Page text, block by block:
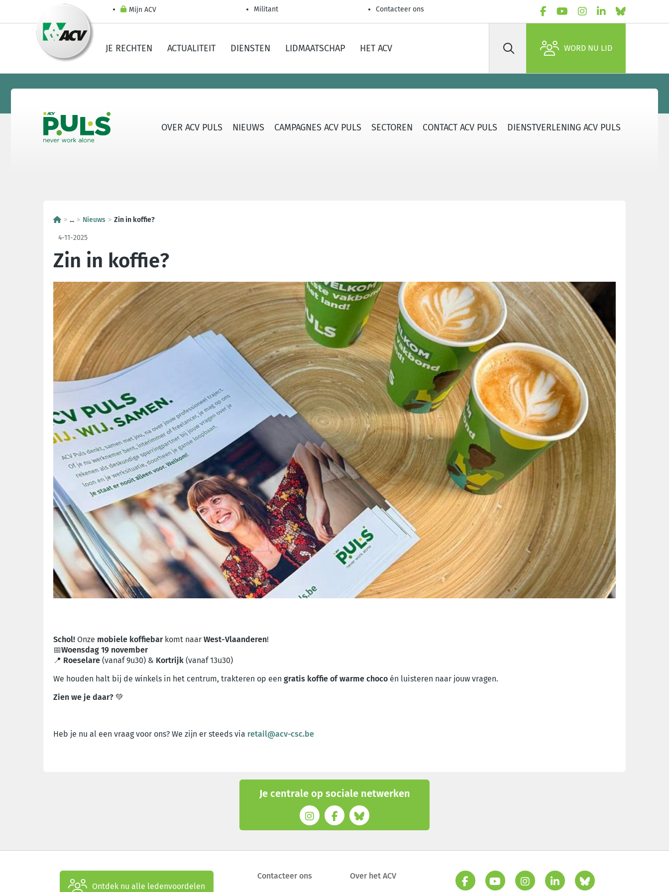
Mijn ACV Militant Contacteer ons
JE RECHTEN ACTUALITEIT DIENSTEN LIDMAATSCHAP HET ACV Zoek WORD NU LID
OVER ACV PULS NIEUWS CAMPAGNES ACV PULS SECTOREN CONTACT ACV PULS DIENSTVERLENING ACV PULS
... Nieuws Zin in koffie?
4-11-2025
Zin in koffie?
Schol! Onze mobiele koffiebarkomt naar West-Vlaanderen!
📅Woensdag 19 november
📍 Roeselare (vanaf 9u30) & Kortrijk (vanaf 13u30)
We houden halt bij de winkels in het centrum, trakteren op een gratis koffie of warme choco én luisteren naar jouw vragen.
Zien we je daar? 💚
Heb je nu al een vraag voor ons? We zijn er steeds via retail@acv-csc.be
Je centrale op sociale netwerken
Ontdek nu alle ledenvoordelen
Contacteer ons Over het ACV